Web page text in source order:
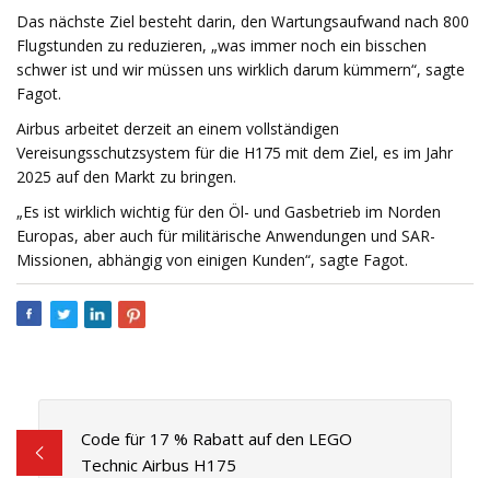
Das nächste Ziel besteht darin, den Wartungsaufwand nach 800
Flugstunden zu reduzieren, „was immer noch ein bisschen
schwer ist und wir müssen uns wirklich darum kümmern“, sagte
Fagot.
Airbus arbeitet derzeit an einem vollständigen
Vereisungsschutzsystem für die H175 mit dem Ziel, es im Jahr
2025 auf den Markt zu bringen.
„Es ist wirklich wichtig für den Öl- und Gasbetrieb im Norden
Europas, aber auch für militärische Anwendungen und SAR-
Missionen, abhängig von einigen Kunden“, sagte Fagot.
Code für 17 % Rabatt auf den LEGO
Technic Airbus H175